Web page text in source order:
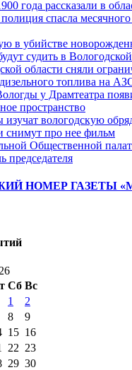
года рассказали в
спасла
в убийстве
судить в
области сняли
топлива на
у Драмтеатра
пространство
вологодскую
снимут про нее фильм
Общественной
председателя
НОМЕР ГАЗЕТЫ
Сб Вс
1
2
8
9
15 16
22 23
29 30